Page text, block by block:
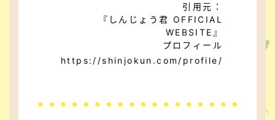
引用元：
『しんじょう君 OFFICIAL
WEBSITE』
プロフィール
https://shinjokun.com/profile/